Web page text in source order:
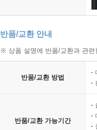
반품/교환 안내
※ 상품 설명에 반품/교환과 관련
반품/교환 방법
반품/교환 가능기간